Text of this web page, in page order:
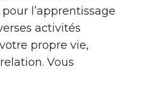
l’apprentissage
activités
propre vie,
Vous